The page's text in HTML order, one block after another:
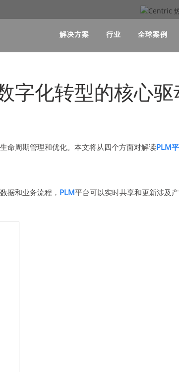
解决方案 行业 全球案例
字化转型的核心驱
命周期管理和优化。本文将从四个方面对解读PLM
据和业务流程， PLM平台可以实时共享和更新涉及